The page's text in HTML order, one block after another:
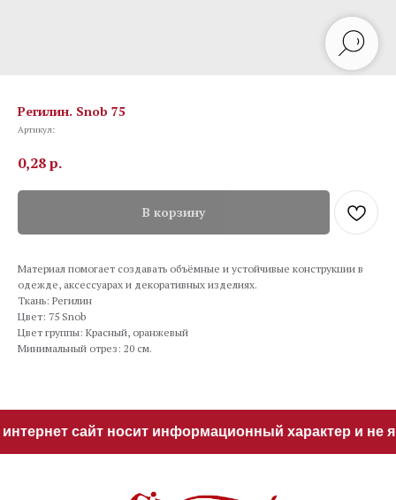
Регилин. Snob 75
Артикул:
0,28р.
В корзину
Материал помогает создавать объёмные и устойчивые конструкции в
одежде, аксессуарах и декоративных изделиях.
Ткань: Регилин
Цвет: 75 Snob
Цвет группы: Красный, оранжевый
Минимальный отрез: 20 см.
сайт носит информационный характер и не